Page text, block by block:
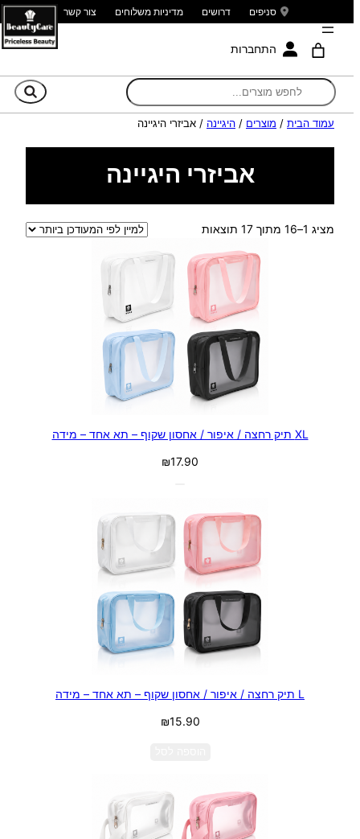
סניפים דרושים מדיניות משלוחים צור קשר
התחברות
עמוד הבית / מוצרים / היגיינה / אביזרי היגיינה
אביזרי היגיינה
מציג 1–16 מתוך 17 תוצאות
ממוין
הפריט
העדכני
ביותר
XL תיק רחצה / איפור / אחסון שקוף – תא אחד – מידה
₪17.90
L תיק רחצה / איפור / אחסון שקוף – תא אחד – מידה
₪15.90